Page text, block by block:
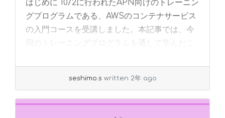
はじめに 10/2に行われたAPN向けのトレーニン
グプログラムである、AWSのコンテナサービス
の入門コースを受講しました。本記事では、今
回のトレーニングプログラムを通して学んだこ
seshimo.s written 2年 ago